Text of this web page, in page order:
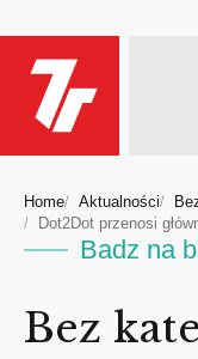
Home Aktualności
Dot2Dot przenosi
Badz na
Bez